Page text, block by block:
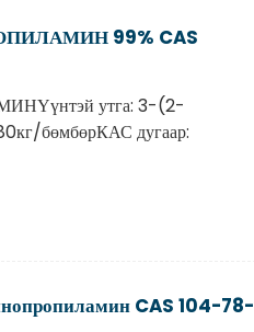
99% CAS
утга: 3-(2-
бөмбөрКАС дугаар:
CAS 104-78-